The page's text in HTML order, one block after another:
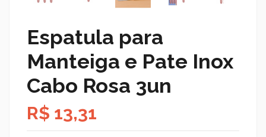
Espatula para
Manteiga e Pate Inox
Cabo Rosa 3un
R$ 13,31